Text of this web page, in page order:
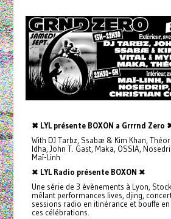
✖ LYL présente BOXON a Grrrnd Zero
With DJ Tarbz, Ssabæ & Kim Khan,
Idha, John T. Gast, Maka, OSSIA,
Maï-Linh
✖ LYL Radio présente BOXON ✖
Une série de 3 évènements à Lyon,
mêlant performances lives, djing,
sessions radio en itinérance et bouffe
ces célébrations.